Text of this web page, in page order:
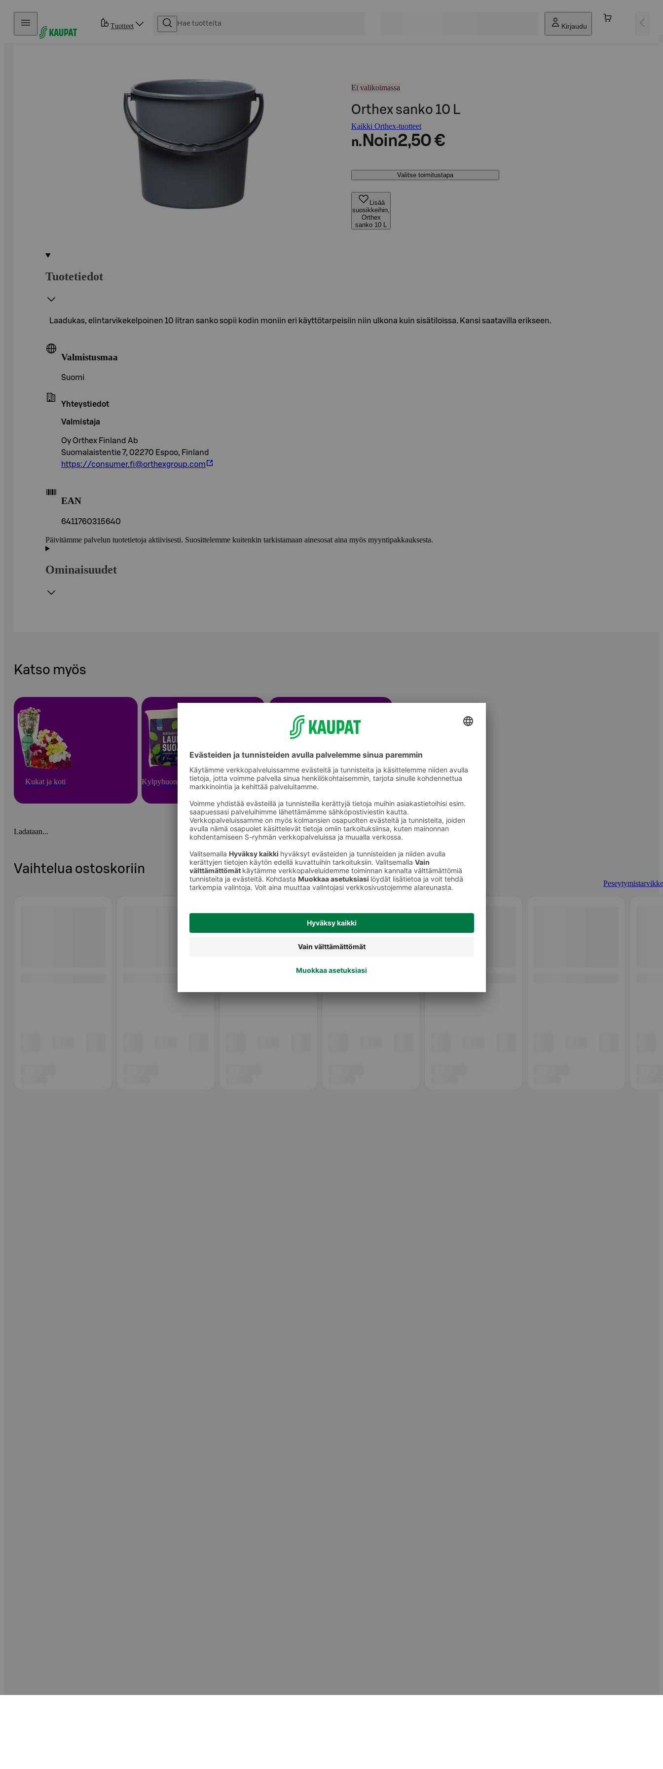
Hyppää sisältöön
Tuotteet Kirjaudu
Ei valikoimassa
Orthex sanko 10 L
Kaikki Orthex-tuotteet
n. Noin2,50 €
Valitse toimitustapa
Lisää
suosikkeihin,
Orthex
sanko 10 L
Tuotetiedot
Laadukas, elintarvikekelpoinen 10 litran sanko sopii kodin moniin eri käyttötarpeisiin niin ulkona kuin sisätiloissa. Kansi saatavilla erikseen.
Valmistusmaa
Suomi
Yhteystiedot
Valmistaja
Oy Orthex Finland Ab
Suomalaistentie 7, 02270 Espoo, Finland
https://consumer.fi@orthexgroup.com
EAN
6411760315640
Päivitämme palvelun tuotetietoja aktiivisesti. Suosittelemme kuitenkin tarkistamaan ainesosat aina myös myyntipakkauksesta.
Ominaisuudet
Katso myös
Kukat ja koti Kylpyhuone ja sauna Peseytymistarvikkeet
Ladataan...
Vaihtelua ostoskoriin